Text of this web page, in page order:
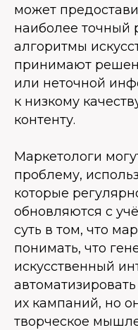
может
наиболее точный
алгоритмы
принимают
или неточной
к низкому
контенту.
Маркетологи
проблему,
которые
обновляются с
суть в том, что
понимать, что
искусственный
их кампаний, но
творческое